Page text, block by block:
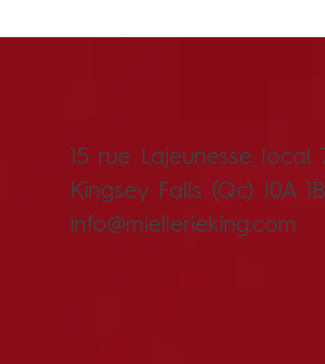
15 rue Lajeunesse local
Kingsey Falls (Qc) J0A
info@miellerieking.com